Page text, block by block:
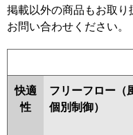
日立
パナソニック
東芝
三菱電機
掲載以外の商品もお取り
お問い合わせください。
快適
性
フリーフロー（
個別制御）